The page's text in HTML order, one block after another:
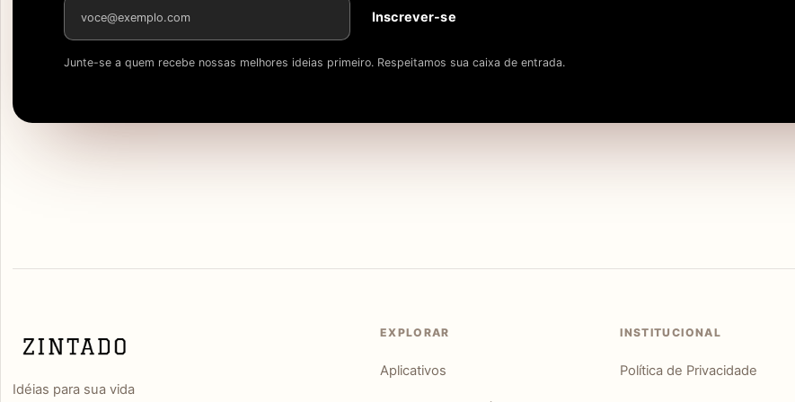
Endereço de e-mail
Inscrever-se
Junte-se a quem recebe nossas melhores ideias primeiro. Respeitamos sua caixa de entrada.
Idéias para sua vida
EXPLORAR
Aplicativos
INSTITUCIONAL
Política de Privacidade